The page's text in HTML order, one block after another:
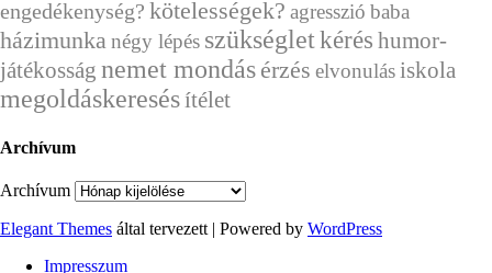
engedékenység? kötelességek? agresszió baba
házimunkanégy lépés szükségletkérés humor-
játékosság nemet mondás érzés elvonulásiskola
megoldáskeresésítélet
Archívum
Archívum
Elegant Themes által tervezett | Powered by WordPress
Impresszum